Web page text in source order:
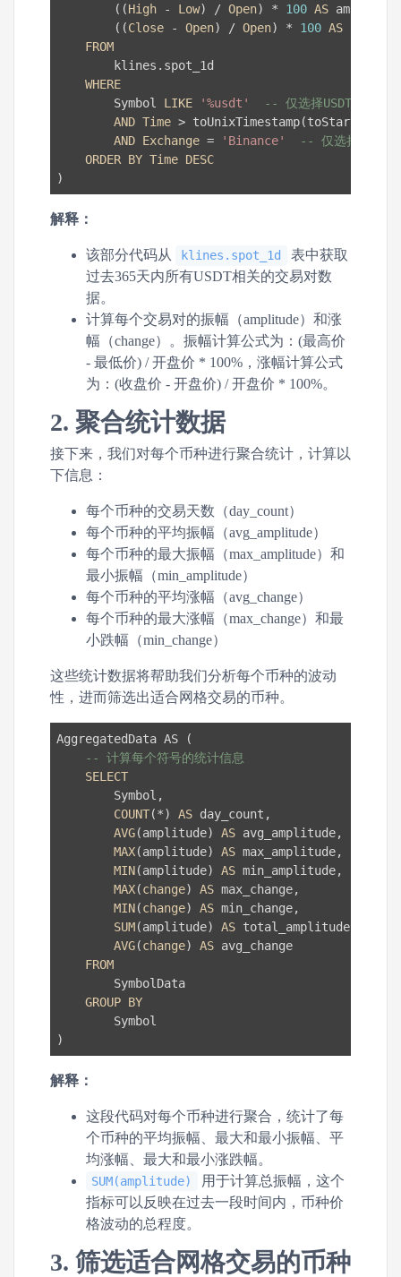
        ((
High - Low) / Open) * 100 AS
        ((
Close - Open) / Open) * 100 AS
FROM
        klines.spot_1d
WHERE
        Symbol
LIKE '%usdt'
-- 仅选择USDT相关交
AND Time > toUnixTimestamp(toStartOfDay(
AND Exchange = 'Binance'
-- 仅选择
ORDER BY Time DESC
解释：
该部分代码从 klines.spot_1d
表中获取
过去365天内所有USDT相关的交易对数
据。
计算每个交易对的振幅（amplitude）和涨
幅（change）。振幅计算公式为：(最高价
- 最低价) / 开盘价 * 100%，涨幅计算公式
为：(收盘价 - 开盘价) / 开盘价 * 100%。
2. 聚合统计数据
接下来，我们对每个币种进行聚合统计，计算以
下信息：
每个币种的交易天数（day_count）
每个币种的平均振幅（avg_amplitude）
每个币种的最大振幅（max_amplitude）和
最小振幅（min_amplitude）
每个币种的平均涨幅（avg_change）
每个币种的最大涨幅（max_change）和最
小跌幅（min_change）
这些统计数据将帮助我们分析每个币种的波动
性，进而筛选出适合网格交易的币种。
AggregatedData AS (
-- 计算每个符号的统计信息
SELECT
        Symbol,
COUNT(*) AS day_count,
AVG(amplitude) AS avg_amplitude,
MAX(amplitude) AS max_amplitude,
MIN(amplitude) AS min_amplitude,
MAX(change) AS max_change,
MIN(change) AS min_change,
SUM(amplitude) AS total_amplitude,
AVG(change) AS avg_change
FROM
        SymbolData
GROUP BY
        Symbol
解释：
这段代码对每个币种进行聚合，统计了每
个币种的平均振幅、最大和最小振幅、平
均涨幅、最大和最小涨跌幅。
SUM(amplitude)
用于计算总振幅，这个
指标可以反映在过去一段时间内，币种价
格波动的总程度。
3. 筛选适合网格交易的币种